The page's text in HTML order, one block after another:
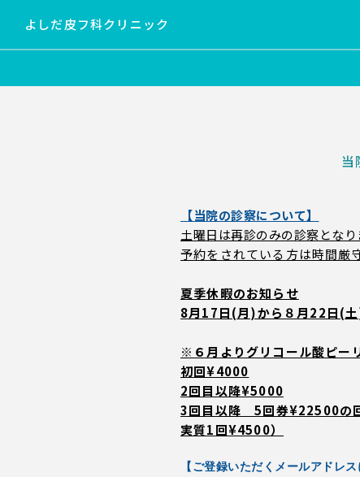
よしだ皮フ科クリニック
当
【当院の診察について】
土曜日は再診のみの診察となり
予約をされている方は時間厳
夏季休暇のお知らせ
8月17日(月)から８月22日(土
※６月よりグリコール酸ピー
初回¥4000
2回目以降¥5000
3回目以降 5回券¥22500の回
実質1回¥4500）
【ご登録いただくメールアドレス